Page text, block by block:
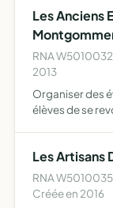
Les Anciens
RNA
2013
Organiser des
élèves de se
Les Artisans
RNA
Créée en 2016